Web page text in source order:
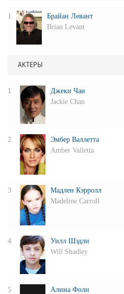
1
Брайан Левант
Brian Levant
АКТЕРЫ
1
Джеки Чан
Jackie Chan
2
Эмбер Валлетта
Amber Valletta
3
Мадлен Кэрролл
Madeline Carroll
4
Уилл Шэдли
Will Shadley
5
Алина Фоли